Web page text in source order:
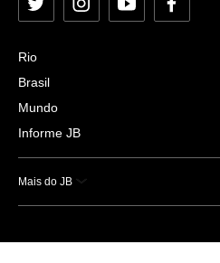
Twitter InstagramYouTubeFacebook
Rio
Brasil
Mundo
Informe JB
Mais do JB
Esportes